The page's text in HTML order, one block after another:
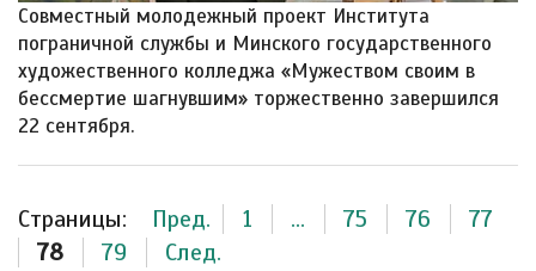
Совместный молодежный проект Института
пограничной службы и Минского государственного
художественного колледжа «Мужеством своим в
бессмертие шагнувшим» торжественно завершился
22 сентября.
Страницы: Пред. 1 ... 75 76
77
78
79 След.